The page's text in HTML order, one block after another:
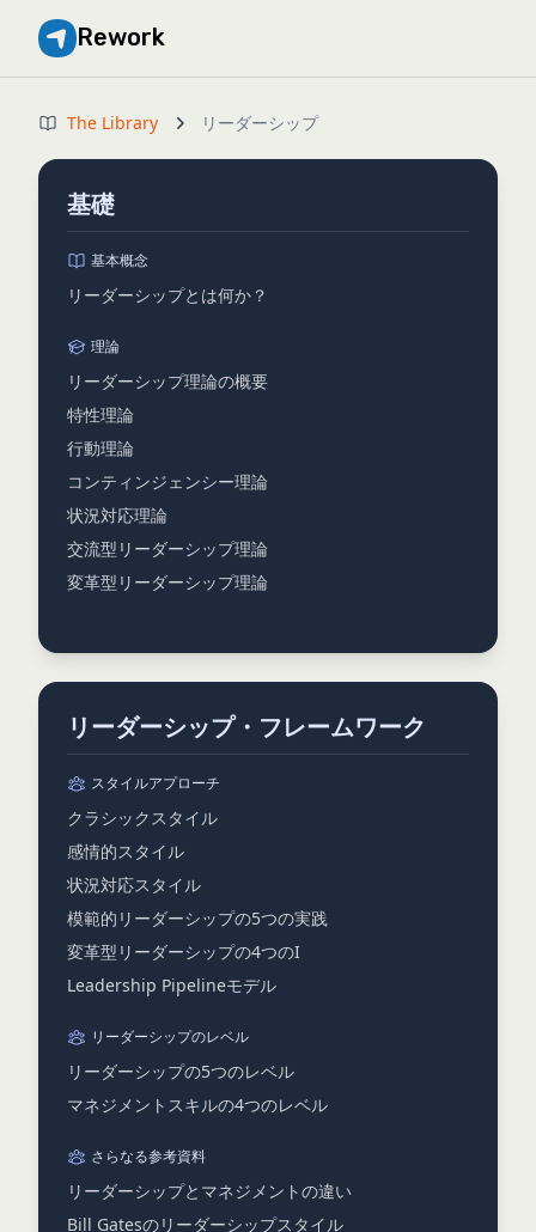
Rework
The Library リーダーシップ
基礎
基本概念
リーダーシップとは何か？
理論
リーダーシップ理論の概要
特性理論
行動理論
コンティンジェンシー理論
状況対応理論
交流型リーダーシップ理論
変革型リーダーシップ理論
リーダーシップ・フレームワーク
スタイルアプローチ
クラシックスタイル
感情的スタイル
状況対応スタイル
模範的リーダーシップの5つの実践
変革型リーダーシップの4つのI
Leadership Pipelineモデル
リーダーシップのレベル
リーダーシップの5つのレベル
マネジメントスキルの4つのレベル
さらなる参考資料
リーダーシップとマネジメントの違い
Bill Gatesのリーダーシップスタイル